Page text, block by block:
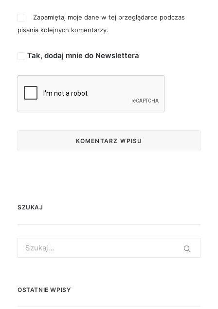
Zapamiętaj moje dane w tej przeglądarce podczas
pisania kolejnych komentarzy.
Tak, dodaj mnie do Newslettera
SZUKAJ
for:
OSTATNIE WPISY